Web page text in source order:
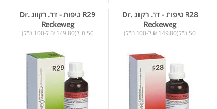
R28 טיפות - דר. רקווג Dr.
Reckeweg
50 מ"ל(149.80 ₪ ל-100 מ"ל)
R29 טיפות - דר. רקווג Dr.
Reckeweg
50 מ"ל(149.80 ₪ ל-100 מ"ל)